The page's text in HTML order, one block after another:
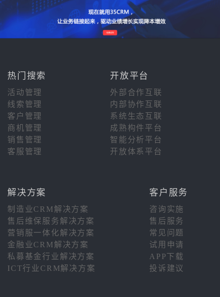
热门搜索 开放平台
活动管理
外部合作互联
线索管理
内部协作互联
客户管理
系统生态互联
商机管理
成熟构件平台
销售管理
智能分析平台
客服管理
开放体系平台
解决方案 客户服务
制造业CRM解决方案
咨询实施
售后维保服务解决方案
售后服务
营销服一体化解决方案
常见问题
金融业CRM解决方案
试用申请
私募基金行业解决方案
APP下载
ICT行业CRM解决方案
投诉建议